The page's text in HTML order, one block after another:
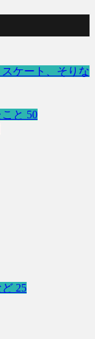
ケート、そりな
と 50
ど 25